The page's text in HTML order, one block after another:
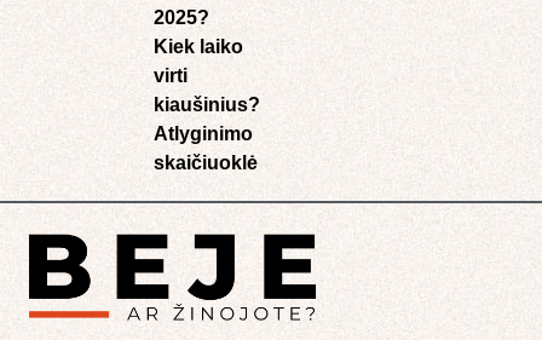
2025?
Kiek laiko
virti
kiaušinius?
Atlyginimo
skaičiuoklė​